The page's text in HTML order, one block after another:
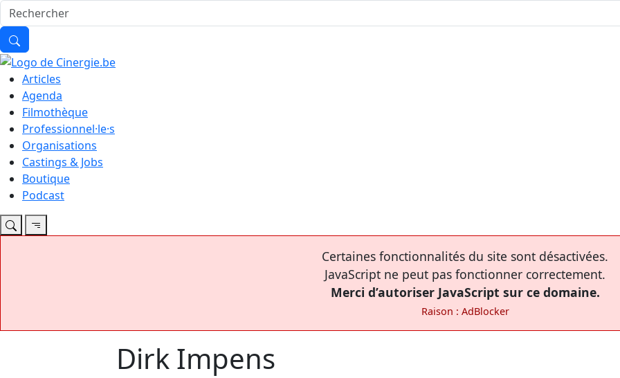
Articles
Agenda
Filmothèque
Professionnel·le·s
Organisations
Castings & Jobs
Boutique
Podcast
Certaines fonctionnalités du site sont désactivées.
JavaScript ne peut pas fonctionner correctement.
Merci d’autoriser JavaScript sur ce domaine.
Raison : AdBlocker
Dirk Impens